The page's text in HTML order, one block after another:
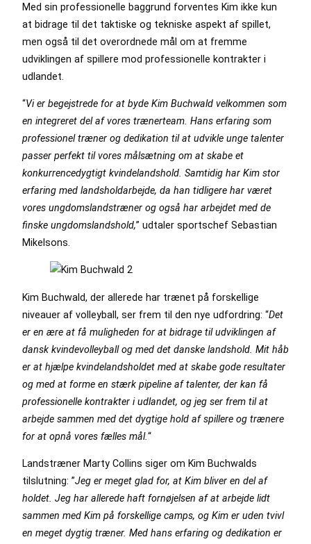
Med sin professionelle baggrund forventes Kim ikke kun
at bidrage til det taktiske og tekniske aspekt af spillet,
men også til det overordnede mål om at fremme
udviklingen af spillere mod professionelle kontrakter i
udlandet.
“Vi er begejstrede for at byde Kim Buchwald velkommen som
en integreret del af vores trænerteam. Hans erfaring som
professionel træner og dedikation til at udvikle unge talenter
passer perfekt til vores målsætning om at skabe et
konkurrencedygtigt kvindelandshold. Samtidig har Kim stor
erfaring med landsholdarbejde, da han tidligere har været
vores ungdomslandstræner og også har arbejdet med de
finske ungdomslandshold,” udtaler sportschef Sebastian
Mikelsons.
Kim Buchwald, der allerede har trænet på forskellige
niveauer af volleyball, ser frem til den nye udfordring: “Det
er en ære at få muligheden for at bidrage til udviklingen af
dansk kvindevolleyball og med det danske landshold. Mit håb
er at hjælpe kvindelandsholdet med at skabe gode resultater
og med at forme en stærk pipeline af talenter, der kan få
professionelle kontrakter i udlandet, og jeg ser frem til at
arbejde sammen med det dygtige hold af spillere og trænere
for at opnå vores fælles mål.“
Landstræner Marty Collins siger om Kim Buchwalds
tilslutning: ”Jeg er meget glad for, at Kim bliver en del af
holdet. Jeg har allerede haft fornøjelsen af at arbejde lidt
sammen med Kim på forskellige camps, og Kim er uden tvivl
en meget dygtig træner. Med hans erfaring og dedikation er